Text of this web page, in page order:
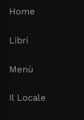
Home
Libri
Menù
Il Locale